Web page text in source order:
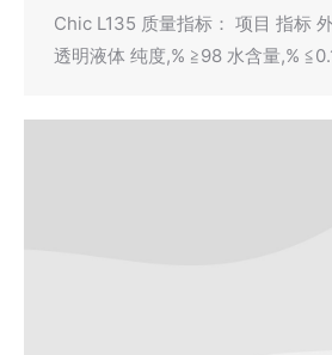
Chic L135 质量指标： 项目 指标
透明液体 纯度,% ≧98 水含量,%